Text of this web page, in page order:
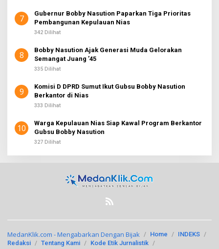
7
Gubernur Bobby Nasution Paparkan Tiga Prioritas
Pembangunan Kepulauan Nias
342 Dilihat
8
Bobby Nasution Ajak Generasi Muda Gelorakan
Semangat Juang ’45
335 Dilihat
9
Komisi D DPRD Sumut Ikut Gubsu Bobby Nasution
Berkantor di Nias
333 Dilihat
10
Warga Kepulauan Nias Siap Kawal Program Berkantor
Gubsu Bobby Nasution
327 Dilihat
MedanKlik.com - Mengabarkan Dengan Bijak Home
INDEKS
Redaksi
Tentang Kami
Kode Etik Jurnalistik